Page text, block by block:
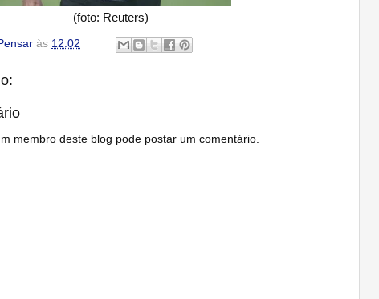
(foto: Reuters)
às 12:02
membro deste blog pode postar um comentário.